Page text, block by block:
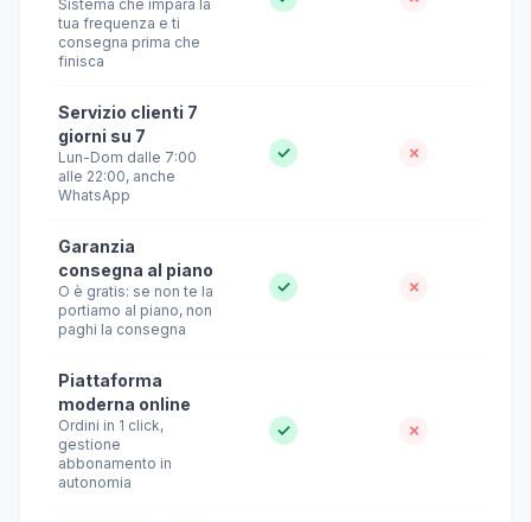
Sistema che impara la
tua frequenza e ti
consegna prima che
finisca
Servizio clienti 7
giorni su 7
Lun-Dom dalle 7:00
alle 22:00, anche
WhatsApp
✓ ✗
Garanzia
consegna al piano
O è gratis: se non te la
portiamo al piano, non
paghi la consegna
✓ ✗
Piattaforma
moderna online
Ordini in 1 click,
gestione
abbonamento in
autonomia
✓ ✗